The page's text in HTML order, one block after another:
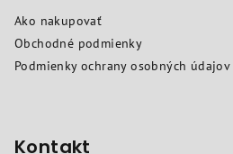
Ako nakupovať
Obchodné podmienky
Podmienky ochrany osobných údajov
Kontakt